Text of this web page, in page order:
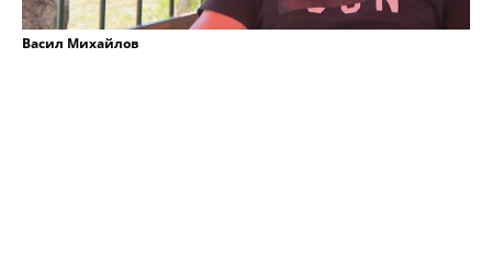
Васил Михайлов